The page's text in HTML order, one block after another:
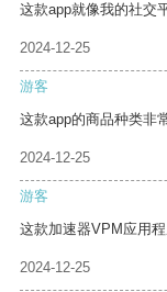
这款app就像我的社交
2024-12-25
游客
这款app的商品种类非
2024-12-25
游客
这款加速器VPM应用
2024-12-25